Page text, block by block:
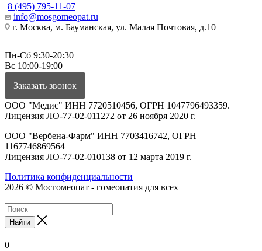
8 (495) 795-11-07
info@mosgomeopat.ru
г. Москва, м. Бауманская, ул. Малая Почтовая, д.10
Пн-Сб 9:30-20:30
Вс 10:00-19:00
Заказать звонок
ООО "Медис" ИНН 7720510456, ОГРН 1047796493359.
Лицензия ЛО-77-02-011272 от 26 ноября 2020 г.
ООО "Вербена-Фарм" ИНН 7703416742, ОГРН
1167746869564
Лицензия ЛО-77-02-010138 от 12 марта 2019 г.
Политика конфиденциальности
2026 © Мосгомеопат - гомеопатия для всех
Найти
0